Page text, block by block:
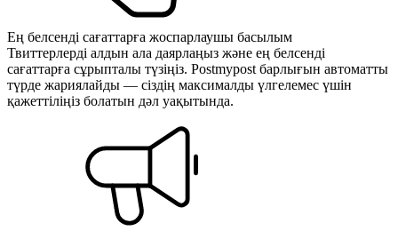
Ең белсенді сағаттарға жоспарлаушы басылым
Твиттерлерді алдын ала даярлаңыз және ең белсенді
сағаттарға сұрыпталы түзіңіз. Postmypost барлығын автоматты
түрде жариялайды — сіздің максималды үлгелемес үшін
қажеттіліңіз болатын дәл уақытында.